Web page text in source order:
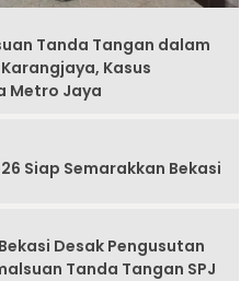
Tanda Tangan dalam
Kasus
Metro Jaya
Siap Semarakkan Bekasi
Desak Pengusutan
Tanda Tangan SPJ